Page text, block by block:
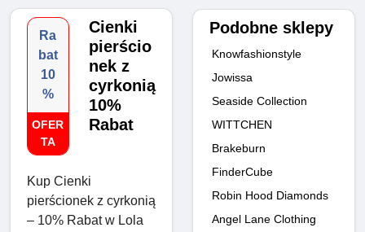
Ra
bat
10
%
OFER
TA
Cienki
pierścio
nek z
cyrkonią
10%
Rabat
Kup Cienki
pierścionek z cyrkonią
– 10% Rabat w Lola
Podobne sklepy
Knowfashionstyle
Jowissa
Seaside Collection
WITTCHEN
Brakeburn
FinderCube
Robin Hood Diamonds
Angel Lane Clothing